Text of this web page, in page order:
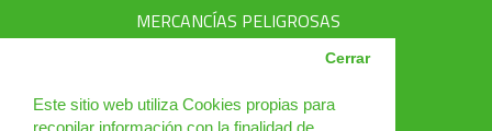
Este sitio web utiliza Cookies propias para
Cerrar
MERCANCÍAS PELIGROSAS
PRODUCTOS